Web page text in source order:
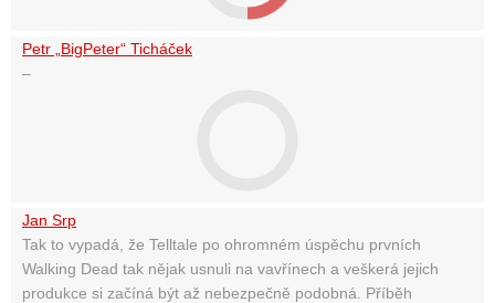
Petr „BigPeter“ Ticháček
–
Jan Srp
Tak to vypadá, že Telltale po ohromném úspěchu prvních
Walking Dead tak nějak usnuli na vavřínech a veškerá jejich
produkce si začíná být až nebezpečně podobná. Příběh